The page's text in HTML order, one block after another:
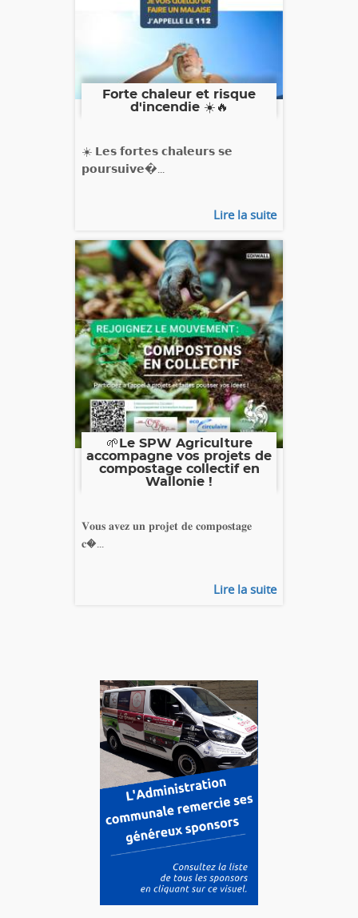
Forte chaleur et risque
d'incendie ☀️🔥
☀️ 𝗟𝗲𝘀 𝗳𝗼𝗿𝘁𝗲𝘀 𝗰𝗵𝗮𝗹𝗲𝘂𝗿𝘀 𝘀𝗲
𝗽𝗼𝘂𝗿𝘀𝘂𝗶𝘃𝗲�...
Lire la suite
🌱Le SPW Agriculture
accompagne vos projets de
compostage collectif en
Wallonie !
𝐕𝐨𝐮𝐬 𝐚𝐯𝐞𝐳 𝐮𝐧 𝐩𝐫𝐨𝐣𝐞𝐭 𝐝𝐞 𝐜𝐨𝐦𝐩𝐨𝐬𝐭𝐚𝐠𝐞
𝐜�...
Lire la suite